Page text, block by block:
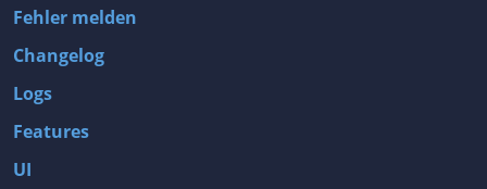
Fehler melden
Changelog
Logs
Features
UI